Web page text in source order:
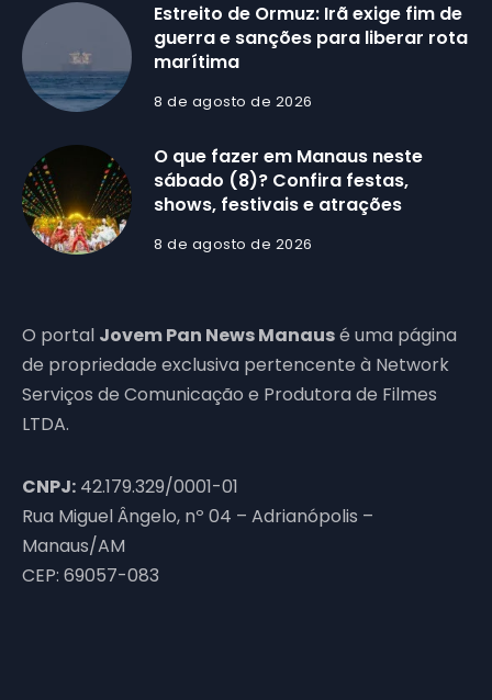
Estreito de Ormuz: Irã exige fim de
guerra e sanções para liberar rota
marítima
8 de agosto de 2026
O que fazer em Manaus neste
sábado (8)? Confira festas,
shows, festivais e atrações
8 de agosto de 2026
O portal Jovem Pan News Manausé uma página
de propriedade exclusiva pertencente à Network
Serviços de Comunicação e Produtora de Filmes
LTDA.
CNPJ: 42.179.329/0001-01
Rua Miguel Ângelo, nº 04 – Adrianópolis –
Manaus/AM
CEP: 69057-083